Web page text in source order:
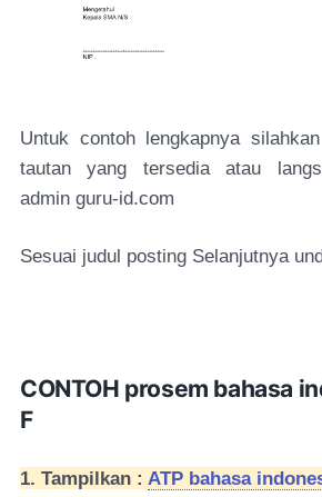
Untuk contoh lengkapnya
tautan yang tersedia atau
admin guru-id.com
Sesuai judul posting Selanjutnya
CONTOH prosem bahasa
F
1. Tampilkan : ATP bahasa